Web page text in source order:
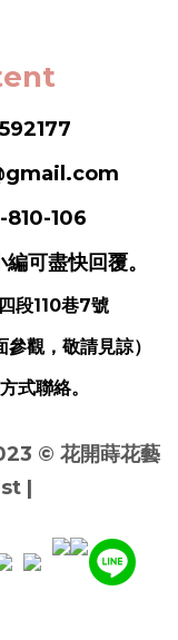
106
可盡快回覆。
段110巷7號
觀，敬請見諒）
式聯絡。
© 花開蒔花藝
|